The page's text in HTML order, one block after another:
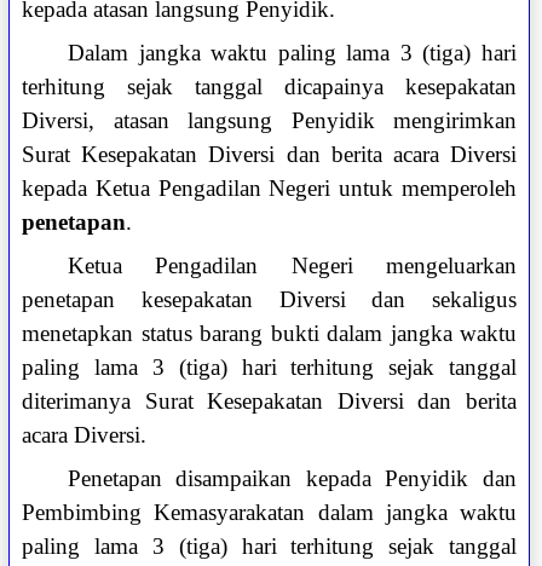
kepada atasan langsung Penyidik.
Dalam jangka waktu paling lama 3 (tiga) hari
terhitung sejak tanggal dicapainya kesepakatan
Diversi, atasan langsung Penyidik mengirimkan
Surat Kesepakatan Diversi dan berita acara Diversi
kepada Ketua Pengadilan Negeri untuk memperoleh
penetapan.
Ketua Pengadilan Negeri mengeluarkan
penetapan kesepakatan Diversi dan sekaligus
menetapkan status barang bukti dalam jangka waktu
paling lama 3 (tiga) hari terhitung sejak tanggal
diterimanya Surat Kesepakatan Diversi dan berita
acara Diversi.
Penetapan disampaikan kepada Penyidik dan
Pembimbing Kemasyarakatan dalam jangka waktu
paling lama 3 (tiga) hari terhitung sejak tanggal